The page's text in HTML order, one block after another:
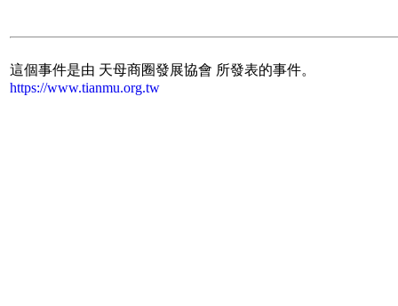
這個事件是由 天母商圈發展協會 所發表的事件。
https://www.tianmu.org.tw